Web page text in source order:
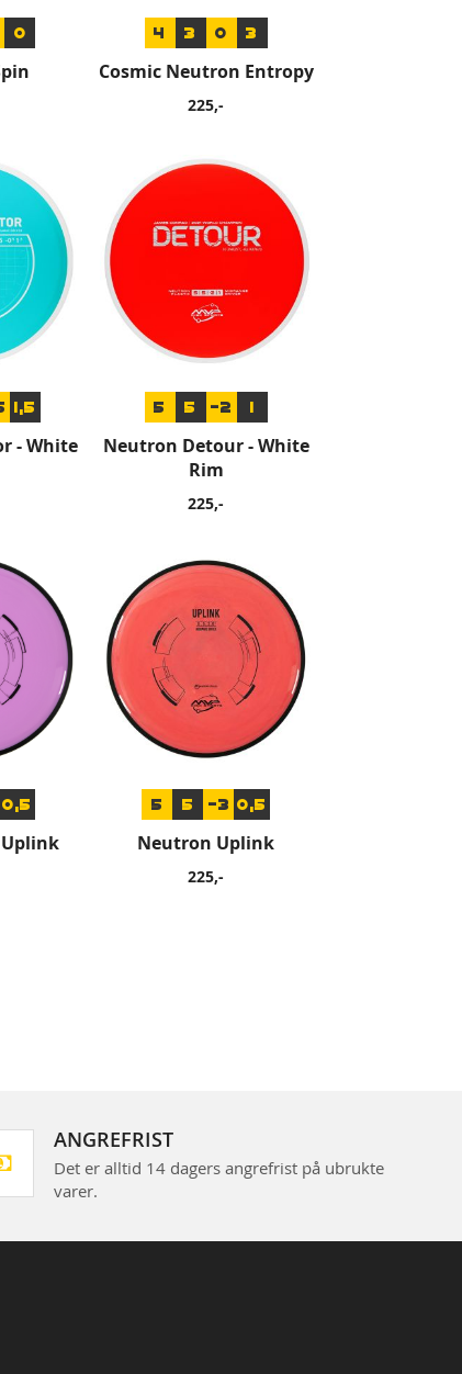
0 4 3 0 3
Cosmic Neutron Entropy
225,-
1,5
- White
5 5 -2 1
Neutron Detour - White
Rim
225,-
0,5 5 5 -3 0,5
Neutron Uplink
225,-
ANGREFRIST
Det er alltid 14 dagers angrefrist på ubrukte
varer.